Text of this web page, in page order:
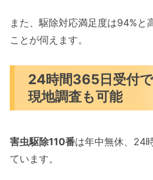
また、駆除対応満足度は94%と
ことが伺えます。
24時間365日受付
現地調査も可能
害虫駆除110番は年中無休、24
ています。